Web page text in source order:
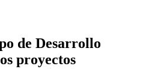
de Desarrollo
proyectos